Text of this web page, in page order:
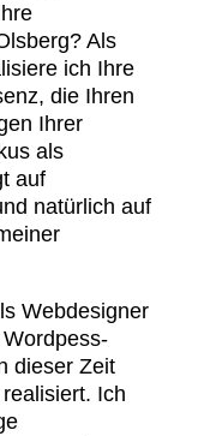
Als
ich Ihre
die Ihren
Ihrer
als
auf
natürlich auf
Webdesigner
dieser Zeit
Ich